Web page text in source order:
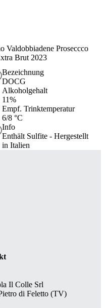
Valdobbiadene Proseccco
Brut 2023
Bezeichnung
DOCG
Alkoholgehalt
11%
Empf. Trinktemperatur
6/8 °C
Info
Enthält Sulfite - Hergestellt
in Italien
Il Colle Srl
di Feletto (TV)